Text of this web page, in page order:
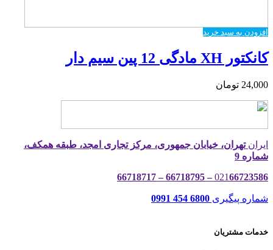
افزودن به سبد خرید
کانکتور XH مادگی 12 پین سیم دار
24,000 تومان
ایرانتهران، خیابان جمهوری، مرکز تجاری امجد، طبقه همکف،
شماره 9
02166723586 – 66718795 – 66718717
شماره پیگیری 6800 454 0991
خدمات مشتریان